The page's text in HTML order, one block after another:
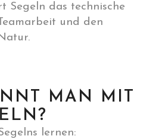
Segeln das technische
und den
MAN MIT
lernen: